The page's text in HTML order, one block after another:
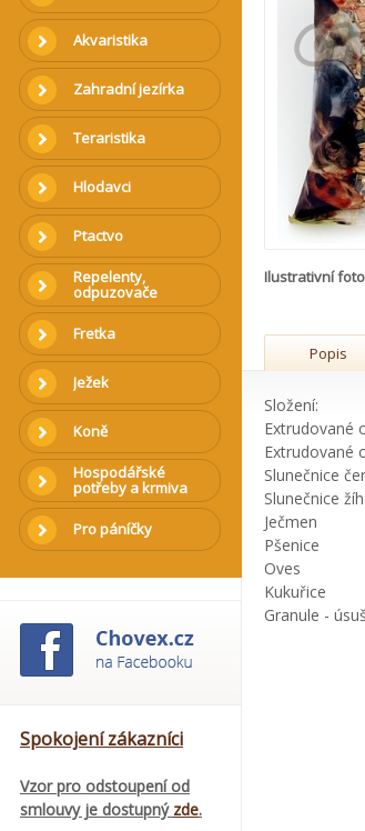
Akvaristika
Zahradní jezírka
Teraristika
Hlodavci
Ptactvo
Repelenty,
odpuzovače
Fretka
Ježek
Koně
Hospodářské
potřeby a krmiva
Pro páníčky
Spokojení zákazníci
Vzor pro odstoupení od
smlouvy je dostupný zde.
Ilustrativní foto
Popis
Složení:
Extrudované
Extrudované
Slunečnice
Slunečnice
Ječmen
Pšenice
Oves
Kukuřice
Granule -